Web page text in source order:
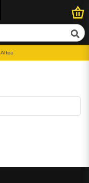
Altea